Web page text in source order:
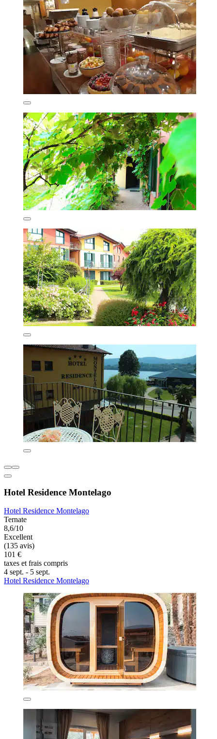
Hotel Residence Montelago
Hotel Residence Montelago
Ternate
8,6/10
Excellent
(135 avis)
101 €
taxes et frais compris
4 sept. - 5 sept.
Hotel Residence Montelago